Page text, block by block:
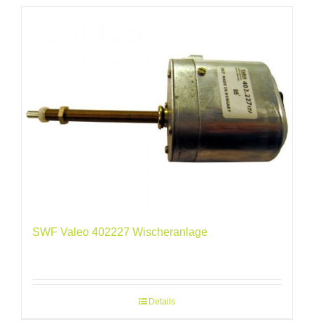
SWF Valeo 402227 Wischeranlage
Details